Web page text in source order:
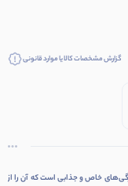
گزارش مشخصات کالا یا موارد قانونی
خاص و جذابی است که آن را از